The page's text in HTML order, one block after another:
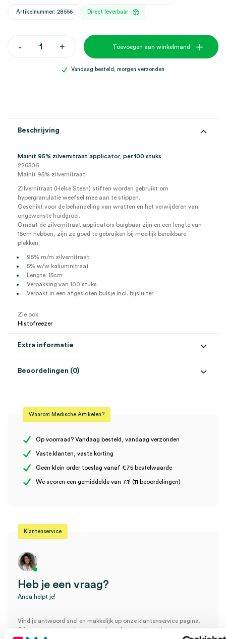
Artikelnummer: 28556 Direct leverbaar
- + Toevoegen aan winkelmand
Vandaag besteld, morgen verzonden
Beschrijving
Mainit 95% zilvernitraat applicator, per 100 stuks
226506
Mainit 95% zilvernitraat
Zilvernitraat (Helse Steen) stiften worden gebruikt om
hypergranulatie weefsel mee aan te stippen.
Geschikt voor de behandeling van wratten en het verwijderen van
ongewenste huidgroei.
Omdat de zilvernitraat applicators buigbaar zijn en een lengte van
15cm hebben, zijn ze goed te gebruiken bij moeilijk bereikbare
plekken.
95% m/m zilvernitraat
5% w/w kaliumnitraat
Lengte: 15cm
Verpakking van 100 stuks
Verpakt in een afgesloten buisje incl. bijsluiter
Zie ook:
Histofreezer
Extra informatie
Steriel onsteriel
Beoordelingen (0)
Er zijn nog geen beoordelingen.
beoordelen
Waarom Medische Artikelen?
Op voorraad? Vandaag besteld, vandaag verzonden
Vaste klanten, vaste korting
Geen klein order toeslag vanaf €75 bestelwaarde
We scoren een gemiddelde van 7.1! (11 beoordelingen)
Klantenservice
Heb je een vraag?
Anca helpt je!
Vind je antwoord snel en makkelijk op onze klantenservice pagina.
Of contacteer ons via een van de onderstaande opties.